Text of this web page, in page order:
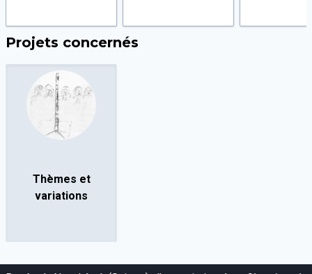
Projets concernés
Thèmes et
variations